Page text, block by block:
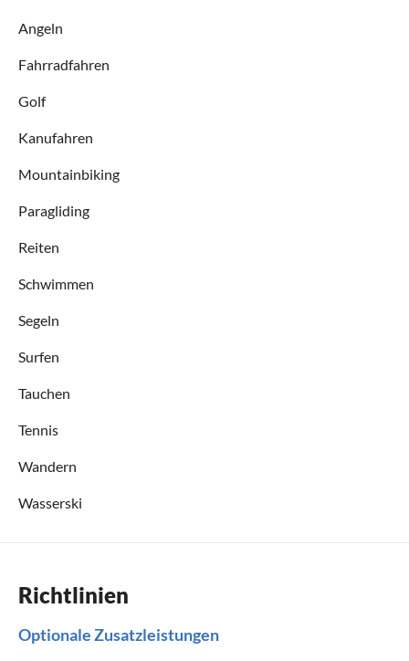
Angeln
Fahrradfahren
Golf
Kanufahren
Mountainbiking
Paragliding
Reiten
Schwimmen
Segeln
Surfen
Tauchen
Tennis
Wandern
Wasserski
Richtlinien
Optionale Zusatzleistungen